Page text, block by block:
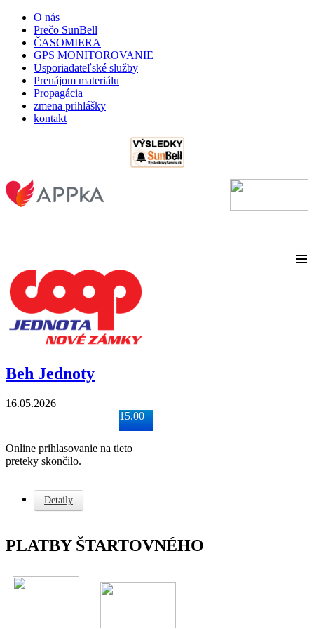
O nás
Prečo SunBell
ČASOMIERA
GPS MONITOROVANIE
Usporiadateľské služby
Prenájom materiálu
Propagácia
zmena prihlášky
kontakt
≡
Beh Jednoty
16.05.2026
15.00
Online prihlasovanie na tieto
preteky skončilo.
Detaily
PLATBY ŠTARTOVNÉHO